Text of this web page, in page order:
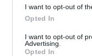
I want to opt-out of
Opted In
I want to opt-out of
Advertising.
Opted In